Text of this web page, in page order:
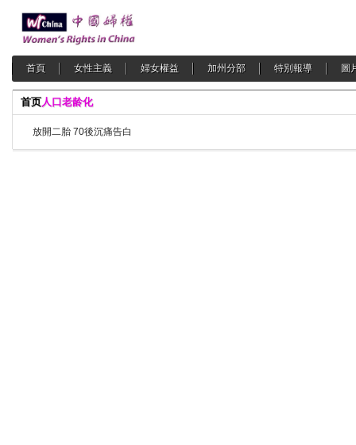
首頁 女性主義 婦女權益 加州分部 特別報導 圖
首页人口老龄化
放開二胎 70後沉痛告白